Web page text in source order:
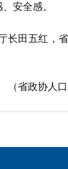
安全感。
长田五红，
（省政协人